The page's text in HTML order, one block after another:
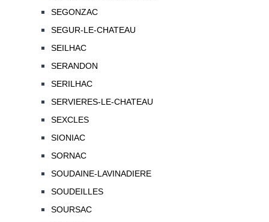
SEGONZAC
SEGUR-LE-CHATEAU
SEILHAC
SERANDON
SERILHAC
SERVIERES-LE-CHATEAU
SEXCLES
SIONIAC
SORNAC
SOUDAINE-LAVINADIERE
SOUDEILLES
SOURSAC